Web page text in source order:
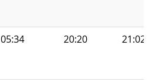
05:34 20:20 21:02